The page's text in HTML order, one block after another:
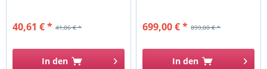
41,06 € *
40,61 € *
In den
899,00 € *
699,00 € *
In den